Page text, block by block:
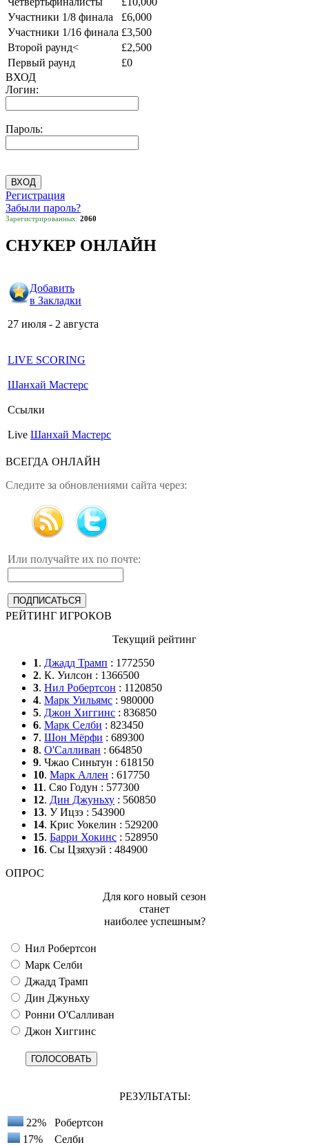
Участники 1/8 финала
£6,000
Участники 1/16 финала £3,500
Второй раунд<
£2,500
Первый раунд
£0
ВХОД
Логин:
Пароль:
Регистрация
Забыли пароль?
Зарегистрированных: 2060
СНУКЕР ОНЛАЙН
Добавить
в Закладки
27 июля - 2 августа
LIVE SCORING
Шанхай Мастерс
Ссылки
Live Шанхай Мастерс
ВСЕГДА ОНЛАЙН
Следите за обновлениями сайта через:
Или получайте их по почте:
РЕЙТИНГ ИГРОКОВ
Текущий рейтинг
1. Джадд Трамп : 1772550
2. К. Уилсон : 1366500
3. Нил Робертсон : 1120850
4. Марк Уильямс : 980000
5. Джон Хиггинс : 836850
6. Марк Селби : 823450
7. Шон Мёрфи : 689300
8. О'Салливан : 664850
9. Чжао Синьтун : 618150
10. Марк Аллен : 617750
11. Сяо Годун : 577300
12. Дин Джуньху : 560850
13. У Ицзэ : 543900
14. Крис Уокелин : 529200
15. Барри Хокинс : 528950
16. Сы Цзяхуэй : 484900
ОПРОС
Для кого новый сезон
станет
наиболее успешным?
Нил Робертсон
Марк Селби
Джадд Трамп
Дин Джуньху
Ронни О'Салливан
Джон Хиггинс
РЕЗУЛЬТАТЫ:
22%
Робертсон
17%
Селби